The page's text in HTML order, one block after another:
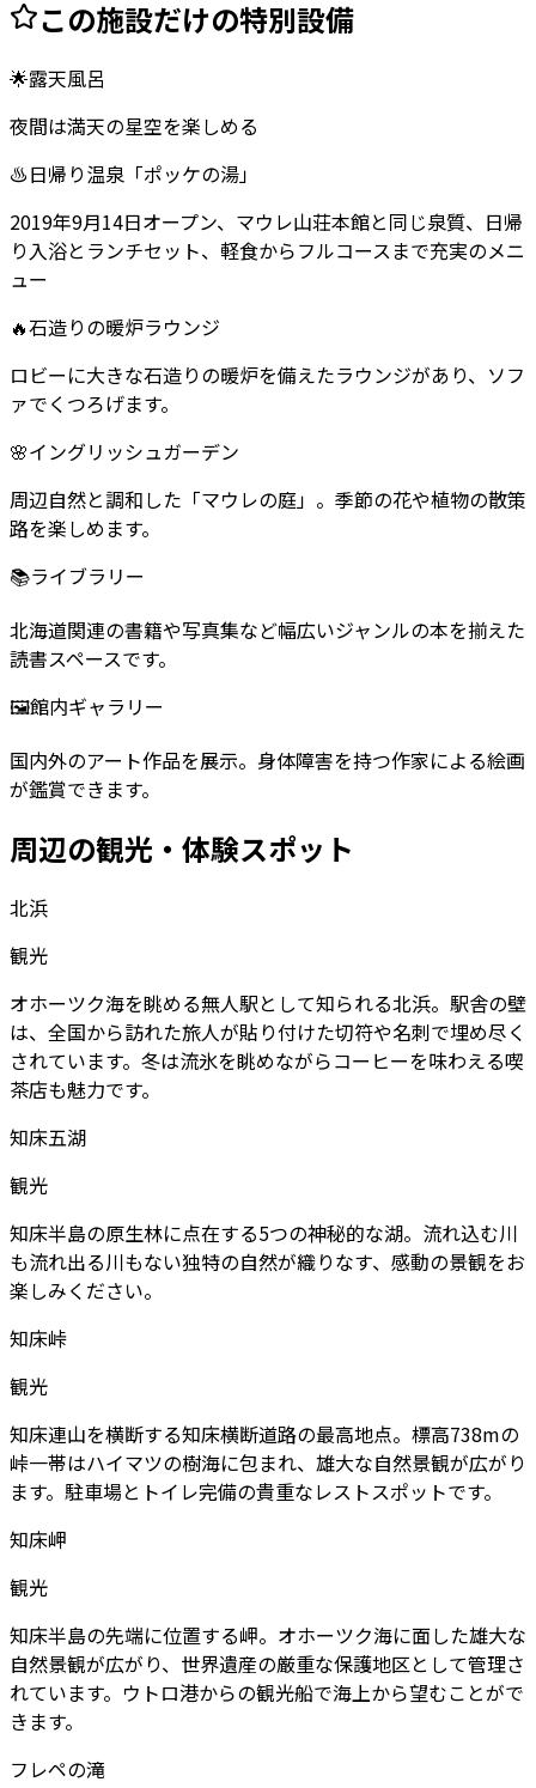
この施設だけの特別設備
🌟露天風呂
夜間は満天の星空を楽しめる
♨️日帰り温泉「ポッケの湯」
2019年9月14日オープン、マウレ山荘本館と同じ泉質、日帰
り入浴とランチセット、軽食からフルコースまで充実のメニ
ュー
🔥石造りの暖炉ラウンジ
ロビーに大きな石造りの暖炉を備えたラウンジがあり、ソフ
ァでくつろげます。
🌸イングリッシュガーデン
周辺自然と調和した「マウレの庭」。季節の花や植物の散策
路を楽しめます。
📚ライブラリー
北海道関連の書籍や写真集など幅広いジャンルの本を揃えた
読書スペースです。
🖼️館内ギャラリー
国内外のアート作品を展示。身体障害を持つ作家による絵画
が鑑賞できます。
周辺の観光・体験スポット
北浜
観光
オホーツク海を眺める無人駅として知られる北浜。駅舎の壁
は、全国から訪れた旅人が貼り付けた切符や名刺で埋め尽く
されています。冬は流氷を眺めながらコーヒーを味わえる喫
茶店も魅力です。
知床五湖
観光
知床半島の原生林に点在する5つの神秘的な湖。流れ込む川
も流れ出る川もない独特の自然が織りなす、感動の景観をお
楽しみください。
知床峠
観光
知床連山を横断する知床横断道路の最高地点。標高738mの
峠一帯はハイマツの樹海に包まれ、雄大な自然景観が広がり
ます。駐車場とトイレ完備の貴重なレストスポットです。
知床岬
観光
知床半島の先端に位置する岬。オホーツク海に面した雄大な
自然景観が広がり、世界遺産の厳重な保護地区として管理さ
れています。ウトロ港からの観光船で海上から望むことがで
きます。
フレペの滝